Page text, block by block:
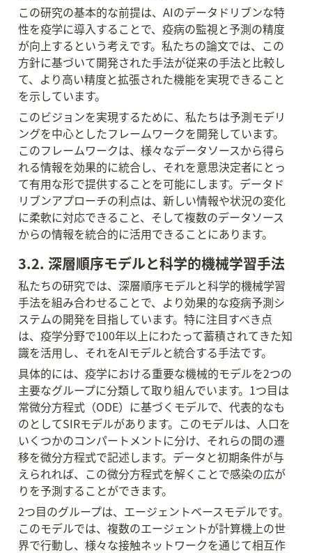
この研究の基本的な前提は、AIのデータドリブンな特
性を疫学に導入することで、疫病の監視と予測の精度
が向上するという考えです。私たちの論文では、この
方針に基づいて開発された手法が従来の手法と比較し
て、より高い精度と拡張された機能を実現できること
を示しています。
このビジョンを実現するために、私たちは予測モデリ
ングを中心としたフレームワークを開発しています。
このフレームワークは、様々なデータソースから得ら
れる情報を効果的に統合し、それを意思決定者にとっ
て有用な形で提供することを可能にします。データド
リブンアプローチの利点は、新しい情報や状況の変化
に柔軟に対応できること、そして複数のデータソース
からの情報を統合的に活用できることにあります。
3.2. 深層順序モデルと科学的機械学習手法
私たちの研究では、深層順序モデルと科学的機械学習
手法を組み合わせることで、より効果的な疫病予測シ
ステムの開発を目指しています。特に注目すべき点
は、疫学分野で100年以上にわたって蓄積されてきた知
識を活用し、それをAIモデルと統合する手法です。
具体的には、疫学における重要な機械的モデルを2つの
主要なグループに分類して取り組んでいます。1つ目は
常微分方程式（ODE）に基づくモデルで、代表的なも
のとしてSIRモデルがあります。このモデルは、人口を
いくつかのコンパートメントに分け、それらの間の遷
移を微分方程式で記述します。データと初期条件が与
えられれば、この微分方程式を解くことで感染の広が
りを予測することができます。
2つ目のグループは、エージェントベースモデルです。
このモデルでは、複数のエージェントが計算機上の世
界で行動し、様々な接触ネットワークを通じて相互作